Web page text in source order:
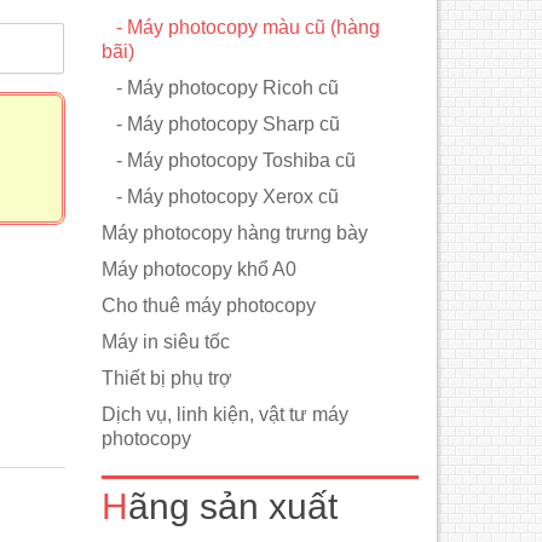
- Máy photocopy màu cũ (hàng
bãi)
- Máy photocopy Ricoh cũ
- Máy photocopy Sharp cũ
- Máy photocopy Toshiba cũ
- Máy photocopy Xerox cũ
Máy photocopy hàng trưng bày
Máy photocopy khổ A0
Cho thuê máy photocopy
Máy in siêu tốc
Thiết bị phụ trợ
Dịch vụ, linh kiện, vật tư máy
photocopy
Hãng sản xuất